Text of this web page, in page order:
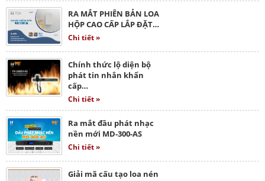
RA MẮT PHIÊN BẢN LOA
HỘP CAO CẤP LẮP ĐẶT…
Chi tiết »
Chính thức lộ diện bộ
phát tin nhắn khẩn
cấp…
Chi tiết »
Ra mắt đầu phát nhạc
nền mới MD-300-AS
Chi tiết »
Giải mã cấu tạo loa nén